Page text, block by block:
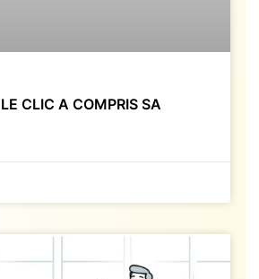
CLIC A COMPRIS SA